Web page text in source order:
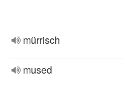
mürrisch
mused